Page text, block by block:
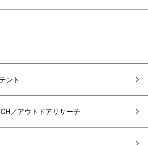
ント
／アウトドアリサーチ